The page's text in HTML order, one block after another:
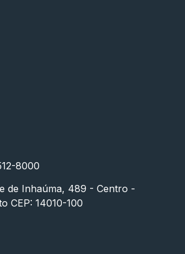
8000
de Inhaúma, 489 - Centro -
CEP: 14010-100